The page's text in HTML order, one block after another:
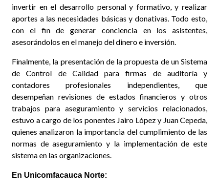
invertir en el desarrollo personal y formativo, y realizar
aportes a las necesidades básicas y donativas. Todo esto,
con el fin de generar conciencia en los asistentes,
asesorándolos en el manejo del dinero e inversión.
Finalmente, la presentación de la propuesta de un Sistema
de Control de Calidad para firmas de auditoría y
contadores profesionales independientes, que
desempeñan revisiones de estados financieros y otros
trabajos para aseguramiento y servicios relacionados,
estuvo a cargo de los ponentes Jairo López y Juan Cepeda,
quienes analizaron la importancia del cumplimiento de las
normas de aseguramiento y la implementación de este
sistema en las organizaciones.
En Unicomfacauca Norte: